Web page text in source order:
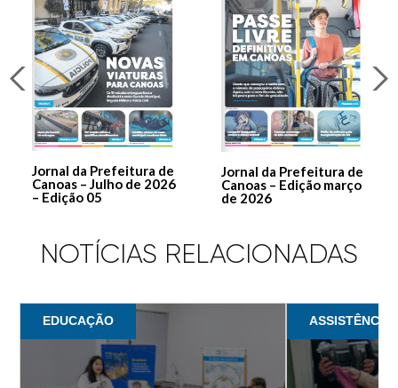
Jornal da Prefeitura de
Canoas – Julho de 2026
– Edição 05
Jornal da Prefeitura de
Canoas – Edição março
de 2026
NOTÍCIAS RELACIONADAS
EDUCAÇÃO ASSISTÊNCIA